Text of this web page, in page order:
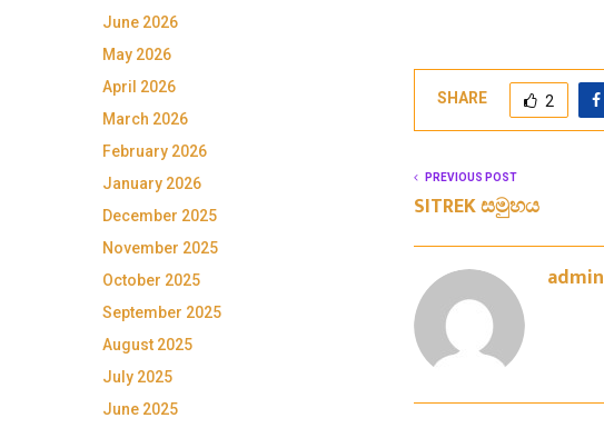
SHARE 2
PREVIOUS POST
SITREK සමුහය
admin
June 2026
May 2026
April 2026
March 2026
February 2026
January 2026
December 2025
November 2025
October 2025
September 2025
August 2025
July 2025
June 2025